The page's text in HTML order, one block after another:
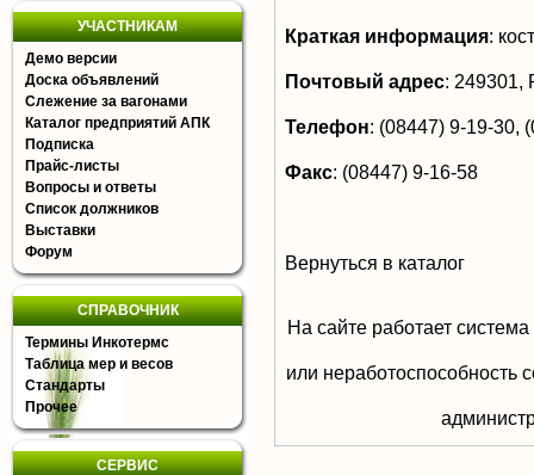
УЧАСТНИКАМ
Демо версии
Доска объявлений
Слежение за вагонами
Каталог предприятий АПК
Подписка
Прайс-листы
Вопросы и ответы
Список должников
Выставки
Форум
СПРАВОЧНИК
Термины Инкотермс
Таблица мер и весов
Стандарты
Прочее
СЕРВИС
Краткая информация:
Почтовый адрес: 249301,
Телефон: (08447) 9-19-30,
Факс: (08447) 9-16-58
Вернуться в каталог
На сайте работает
или неработоспособность